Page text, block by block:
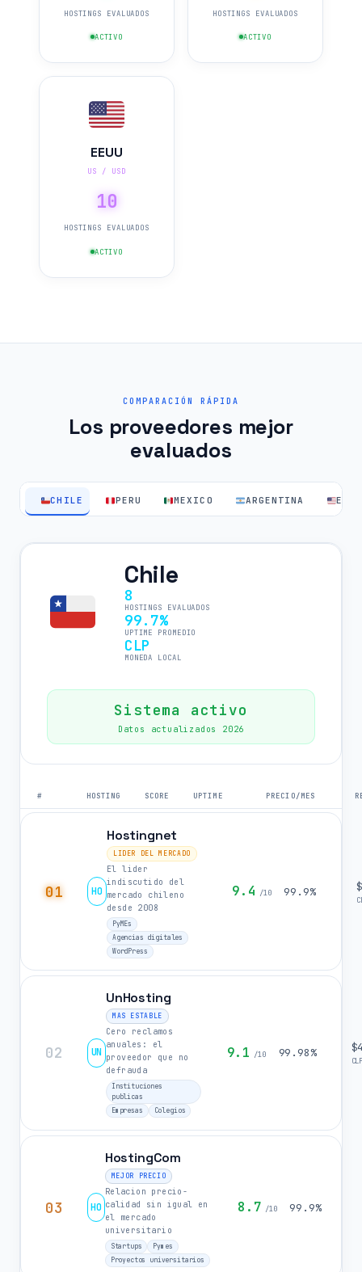
HOSTINGS EVALUADOS
ACTIVO
HOSTINGS EVALUADOS
ACTIVO
EEUU
US / USD
10
HOSTINGS EVALUADOS
ACTIVO
COMPARACIÓN RÁPIDA
Los proveedores mejor
evaluados
CHILE PERU MEXICO ARGENTINA EEUU
Chile
8
HOSTINGS EVALUADOS
99.7%
UPTIME PROMEDIO
CLP
MONEDA LOCAL
Sistema activo
Datos actualizados 2026
# HOSTING SCORE UPTIME PRECIO/MES
01 HO
Hostingnet
LIDER DEL MERCADO
El lider
indiscutido del
mercado chileno
desde 2008
PyMEs
Agencias digitales
WordPress
9.4 /10 99.9%
02 UN
UnHosting
MAS ESTABLE
Cero reclamos
anuales: el
proveedor que no
defrauda
Instituciones
publicas
Empresas
Colegios
9.1 /10 99.98%
03 HO
HostingCom
MEJOR PRECIO
Relacion precio-
calidad sin igual en
el mercado
universitario
Startups
Pymes
Proyectos universitarios
8.7 /10 99.9%